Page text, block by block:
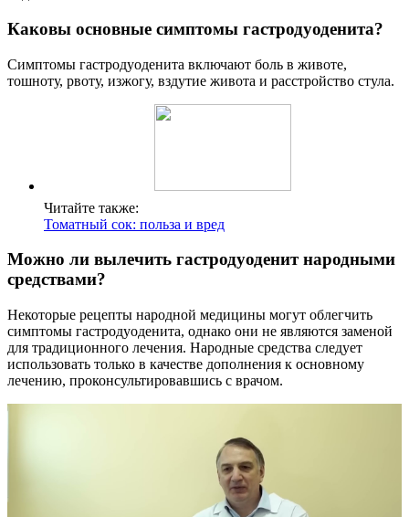
Каковы основные симптомы гастродуоденита?
Симптомы гастродуоденита включают боль в животе,
тошноту, рвоту, изжогу, вздутие живота и расстройство стула.
Читайте также:
Томатный сок: польза и вред
Можно ли вылечить гастродуоденит народными
средствами?
Некоторые рецепты народной медицины могут облегчить
симптомы гастродуоденита, однако они не являются заменой
для традиционного лечения. Народные средства следует
использовать только в качестве дополнения к основному
лечению, проконсультировавшись с врачом.